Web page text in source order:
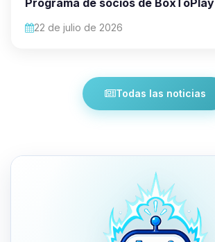
22 de julio de 2026
Todas las noticias